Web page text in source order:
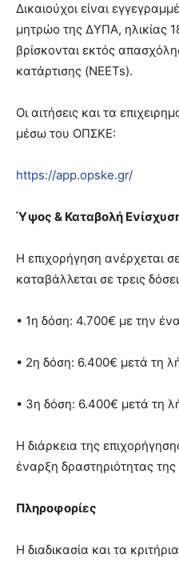
Δικαιούχοι είναι
μητρώο της ΔΥΠΑ, ηλικίας
βρίσκονται εκτός
κατάρτισης (NEETs).
Οι αιτήσεις και τα
μέσω του ΟΠΣΚΕ:
https://app.opske.gr/
Ύψος & Καταβολή
Η επιχορήγηση ανέρχεται
καταβάλλεται σε τρεις
• 1η δόση: 4.700€ με την
• 2η δόση: 6.400€ μετά τη
• 3η δόση: 6.400€ μετά τη
Η διάρκεια της
έναρξη δραστηριότητας της
Πληροφορίες
Η διαδικασία και τα